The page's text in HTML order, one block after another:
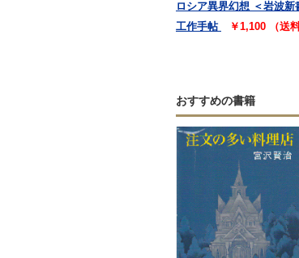
ロシア異界幻想 ＜岩波新
工作手帖
￥1,100 （送
おすすめの書籍